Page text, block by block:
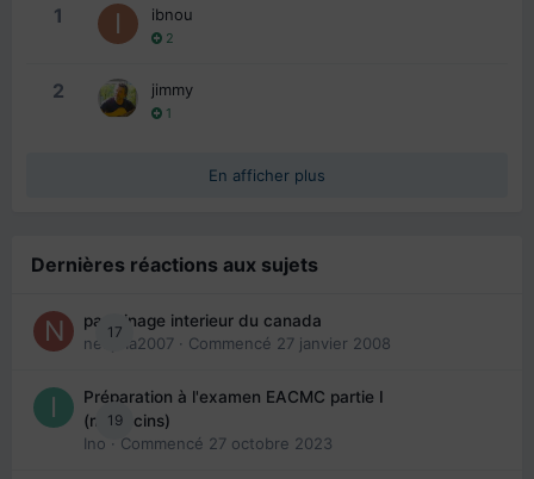
1 ibnou
2
2 jimmy
1
En afficher plus
Dernières réactions aux sujets
17
parrainage interieur du canada
nedjma2007 · Commencé 27 janvier 2008
19
Préparation à l'examen EACMC partie I
(médecins)
Ino · Commencé 27 octobre 2023